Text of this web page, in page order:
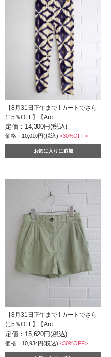
【8月31日正午まで ! カートでさら
に5％OFF】【Arc...
定価：14,300円(税込)
価格：10,010円(税込)<30%OFF>
【8月31日正午まで ! カートでさら
に5％OFF】【Arc...
定価：15,620円(税込)
価格：10,934円(税込)<30%OFF>